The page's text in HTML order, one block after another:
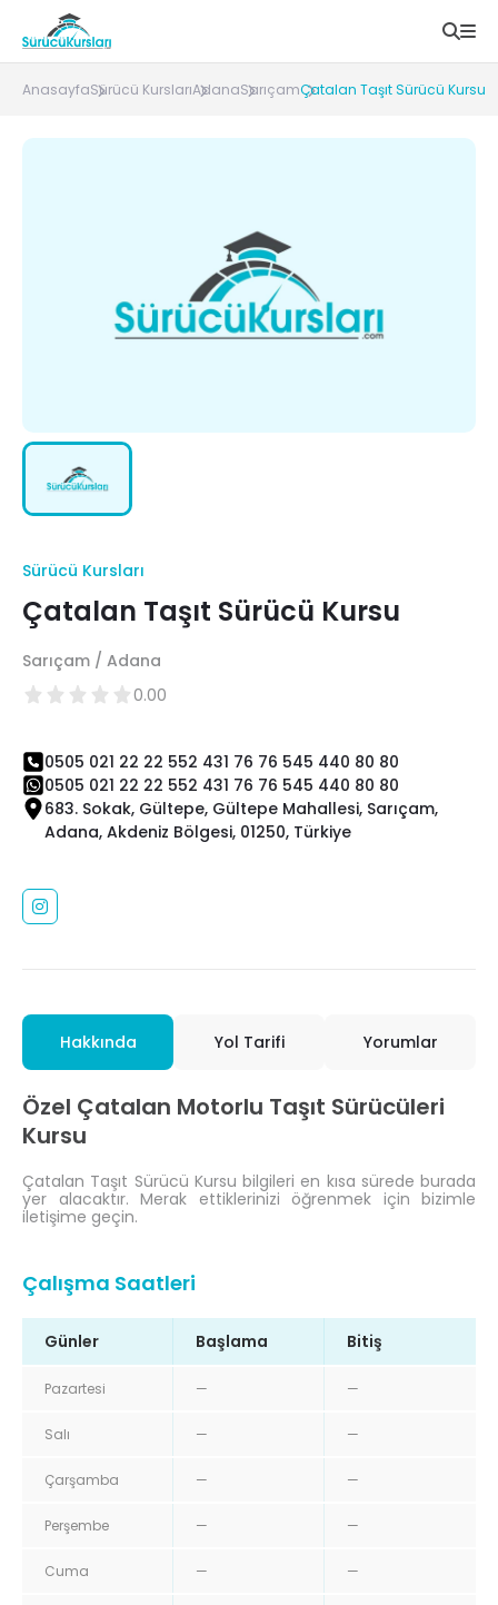
AnasayfaSürücü KurslarıAdanaSarıçamÇatalan Taşıt Sürücü Kursu
Sürücü Kursları
Çatalan Taşıt Sürücü Kursu
Sarıçam / Adana
0.00
0505 021 22 22 552 431 76 76 545 440 80 80
0505 021 22 22 552 431 76 76 545 440 80 80
683. Sokak, Gültepe, Gültepe Mahallesi, Sarıçam,
Adana, Akdeniz Bölgesi, 01250, Türkiye
Hakkında Yol Tarifi Yorumlar
Özel Çatalan Motorlu Taşıt Sürücüleri
Kursu
Çatalan Taşıt Sürücü Kursu bilgileri en kısa sürede burada
yer alacaktır. Merak ettiklerinizi öğrenmek için bizimle
iletişime geçin.
Çalışma Saatleri
Günler Başlama Bitiş
Pazartesi — —
Salı — —
Çarşamba — —
Perşembe — —
Cuma — —